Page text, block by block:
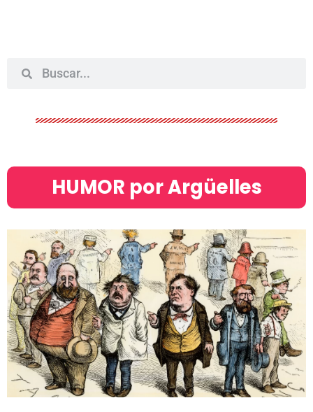
HUMOR por Argüelles​